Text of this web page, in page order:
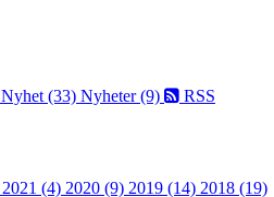
Nyhet (33) Nyheter (9) RSS
2021 (4) 2020 (9) 2019 (14) 2018 (19)